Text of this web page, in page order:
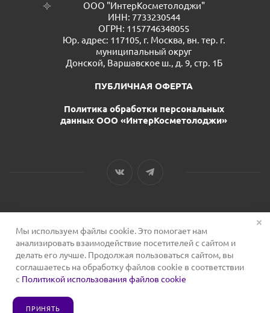
ООО "ИнтерКосметолоджи"
ИНН: 7733230544
ОГРН: 1157746348055
Юр. адрес: 117105, г. Москва, вн. тер. г.
муниципальный округ
Донской, Варшавское ш., д. 9, стр. 1Б
ПУБЛИЧНАЯ ОФЕРТА
Политика обработки персональных
данных ООО «ИнтерКосметолоджи»
2026 © Сервис для косметологов
Мы используем файлы cookie. Это помогает нам
анализировать взаимодействие посетителей с сайтом и
делать его лучше. Продолжая пользоваться сайтом, вы
соглашаетесь на обработку файлов cookie в соответствии
с Политикой использования файлов cookie
ПРИНЯТЬ